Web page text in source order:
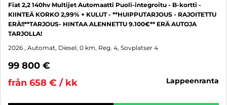
Fiat 2,2 140hv Multijet Automaatti Puoli-integroitu - B-kortti -
KIINTEÄ KORKO 2,99% + KULUT - **HUIPPUTARJOUS - RAJOITETTU
ERÄ!!**TARJOUS- HINTAA ALENNETTU 9.100€** ERÄ AUTOJA
TARJOLLA!
2026 , Automat, Diesel, 0 km, Reg. 4, Sovplatser 4
99 800 €
från 658 € / kk
lappeenranta